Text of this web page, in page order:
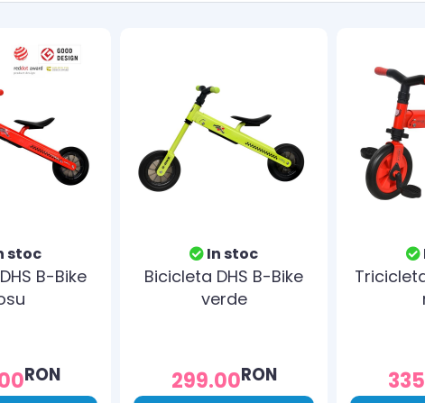
stoc
B-Bike
RON
In stoc
Bicicleta DHS B-Bike
verde
299.00RON